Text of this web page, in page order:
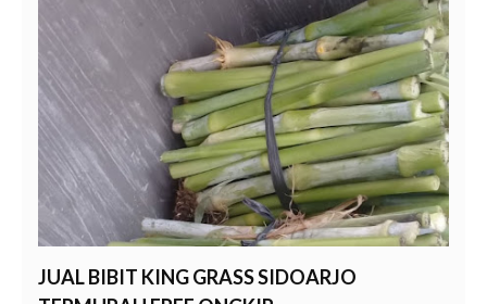
JUAL BIBIT KING GRASS SIDOARJO